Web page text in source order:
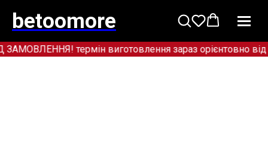
betoomore
термін виготовлення зараз орієнтовно від